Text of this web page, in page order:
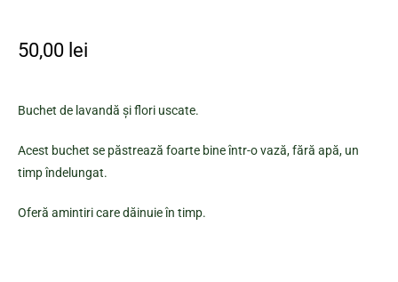
50,00 lei
Buchet de lavandă și flori uscate.
Acest buchet se păstrează foarte bine într-o vază, fără apă, un
timp îndelungat.
Oferă amintiri care dăinuie în timp.